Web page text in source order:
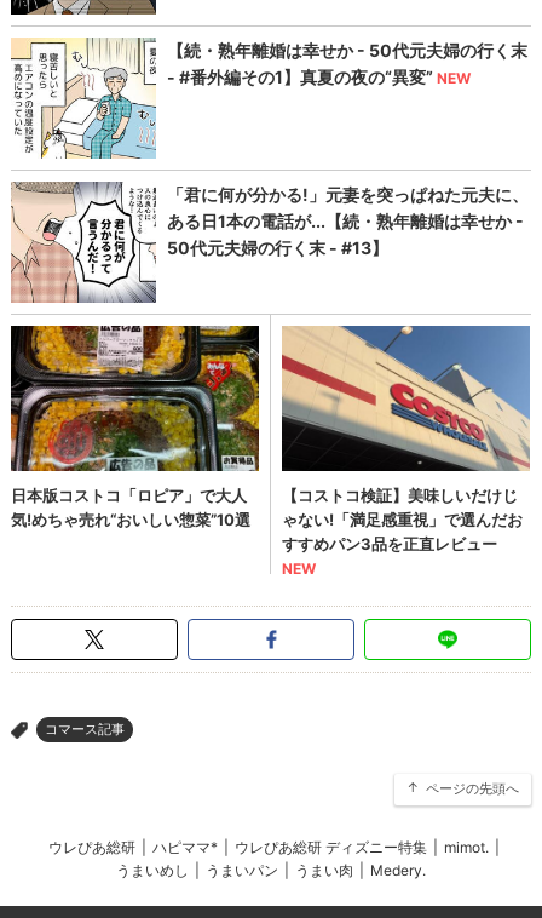
> コマース記事
ページの先頭へ
ウレぴあ総研 ハピママ* ウレぴあ総研 ディズニー特集 mimot.
うまいめし
うまいパン うまい肉 Medery.